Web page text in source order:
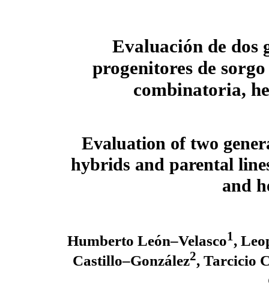
Evaluación de dos
progenitores de
combinatoria,
Evaluation of two
hybrids and parental
and
Humberto León–Velasco1 ,
Castillo–González2, Tarcicio